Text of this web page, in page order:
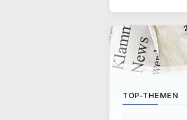
TOP-THEMEN